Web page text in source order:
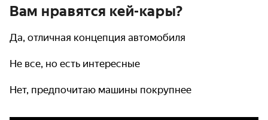
Вам нравятся кей-кары?
Да, отличная концепция автомобиля
Не все, но есть интересные
Нет, предпочитаю машины покрупнее